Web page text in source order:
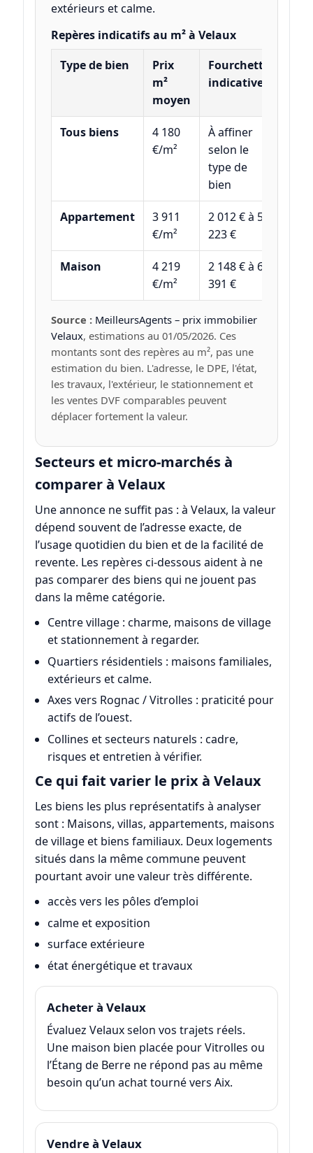
extérieurs et calme.
Repères indicatifs au m² à Velaux
Type de bien
Prix
m²
moyen
Fourchette
indicative
Tous biens
4 180
€/m²
À affiner
selon le
type de
bien
Appartement
3 911
€/m²
2 012 € à 5
223 €
Maison
4 219
€/m²
2 148 € à 6
391 €
Source : MeilleursAgents – prix immobilier
Velaux, estimations au 01/05/2026. Ces
montants sont des repères au m², pas une
estimation du bien. L'adresse, le DPE, l'état,
les travaux, l'extérieur, le stationnement et
les ventes DVF comparables peuvent
déplacer fortement la valeur.
Secteurs et micro-marchés à
comparer à Velaux
Une annonce ne suffit pas : à Velaux, la valeur
dépend souvent de l’adresse exacte, de
l’usage quotidien du bien et de la facilité de
revente. Les repères ci-dessous aident à ne
pas comparer des biens qui ne jouent pas
dans la même catégorie.
Centre village : charme, maisons de village
et stationnement à regarder.
Quartiers résidentiels : maisons familiales,
extérieurs et calme.
Axes vers Rognac / Vitrolles : praticité pour
actifs de l’ouest.
Collines et secteurs naturels : cadre,
risques et entretien à vérifier.
Ce qui fait varier le prix à Velaux
Les biens les plus représentatifs à analyser
sont : Maisons, villas, appartements, maisons
de village et biens familiaux. Deux logements
situés dans la même commune peuvent
pourtant avoir une valeur très différente.
accès vers les pôles d’emploi
calme et exposition
surface extérieure
état énergétique et travaux
Acheter à Velaux
Évaluez Velaux selon vos trajets réels.
Une maison bien placée pour Vitrolles ou
l’Étang de Berre ne répond pas au même
besoin qu’un achat tourné vers Aix.
Vendre à Velaux